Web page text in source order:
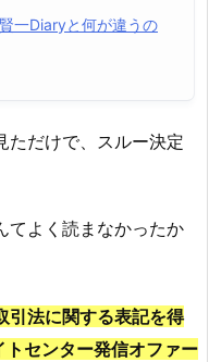
一Diaryと何が違うの
ただけで、スルー決定
てよく読まなかったか
引法に関する表記を得
センター発信オファー